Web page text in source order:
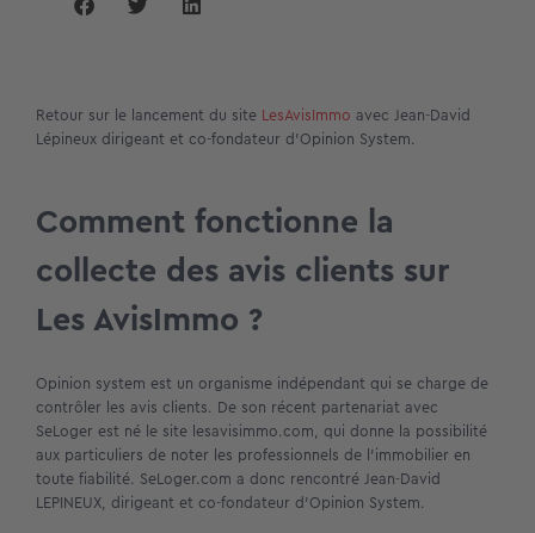
Retour sur le lancement du site LesAvisImmo avec Jean-David
Lépineux dirigeant et co-fondateur d’Opinion System.
Comment fonctionne la
collecte des avis clients sur
Les AvisImmo ?
Opinion system est un organisme indépendant qui se charge de
contrôler les avis clients. De son récent partenariat avec
SeLoger est né le site lesavisimmo.com, qui donne la possibilité
aux particuliers de noter les professionnels de l’immobilier en
toute fiabilité. SeLoger.com a donc rencontré Jean-David
LEPINEUX, dirigeant et co-fondateur d’Opinion System.